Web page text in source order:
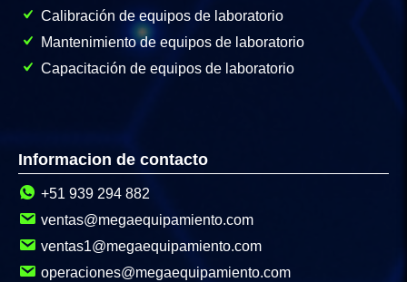
Calibración de equipos de laboratorio
Mantenimiento de equipos de laboratorio
Capacitación de equipos de laboratorio
Informacion de contacto
+51 939 294 882
ventas@megaequipamiento.com
ventas1@megaequipamiento.com
operaciones@megaequipamiento.com